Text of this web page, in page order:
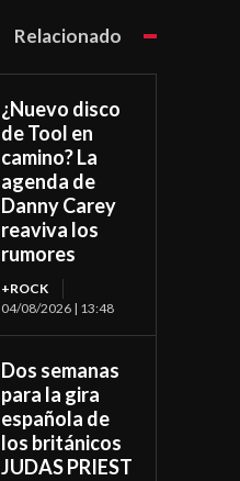
Relacionado
¿Nuevo disco
de Tool en
camino? La
agenda de
Danny Carey
reaviva los
rumores
+ROCK
04/08/2026 | 13:48
Dos semanas
para la gira
española de
los británicos
JUDAS PRIEST